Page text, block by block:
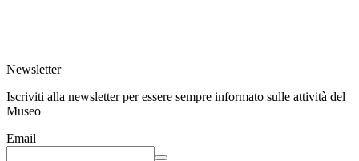
Newsletter
Iscriviti alla newsletter per essere sempre informato sulle attività del
Museo
Email